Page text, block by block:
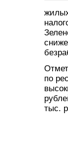
по
тыс.